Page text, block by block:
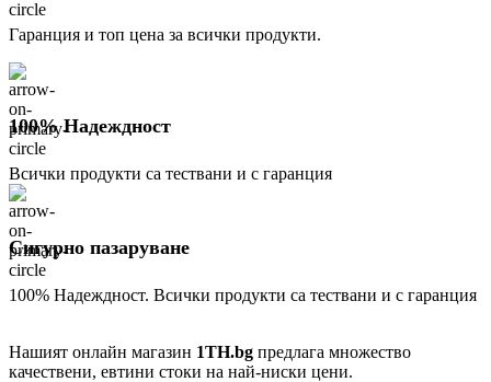
Гаранция и топ цена за всички продукти.
100% Надеждност
Всички продукти са тествани и с гаранция
Сигурно пазаруване
100% Надеждност. Всички продукти са тествани и с гаранция
Нашият онлайн магазин 1TH.bg предлага множество
качествени, евтини стоки на най-ниски цени.